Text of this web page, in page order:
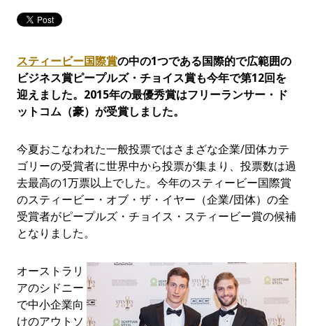
スティービー国際賞の中の1つである国際的で広範囲の
ビジネス賞ピープルズ・チョイス賞も今年で第12回を
迎えました。2015年の最優秀賞はフリーランサー・ド
ットコム（豪）が受賞しました。
今夏おこなわれた一般投票ではさまざな企業/団体カテ
ゴリーの受賞者に世界中から投票が集まり、投票数は過
去最高の1万票以上でした。今年のスティービー国際賞
のスティービー・オブ・ザ・イヤー（企業/団体）の全
受賞者がピープルズ・チョイス・スティービー賞の候補
となりました。
オーストラリ
アのシドニー
で中小企業向
けのアウトソ